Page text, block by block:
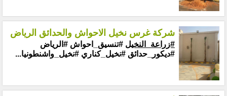
شركة غرس نخيل الاحواش والحدائق الرياض
#زراعة_النخيل #تنسيق_احواش #الرياض
#ديكور_حدائق #نخيل_كناري #نخيل_واشنطونيا...